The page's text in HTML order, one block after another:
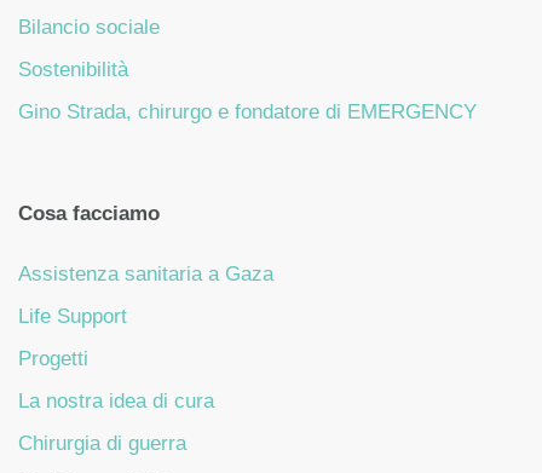
Bilancio sociale
Sostenibilità
Gino Strada, chirurgo e fondatore di EMERGENCY
Cosa facciamo
Assistenza sanitaria a Gaza
Life Support
Progetti
La nostra idea di cura
Chirurgia di guerra